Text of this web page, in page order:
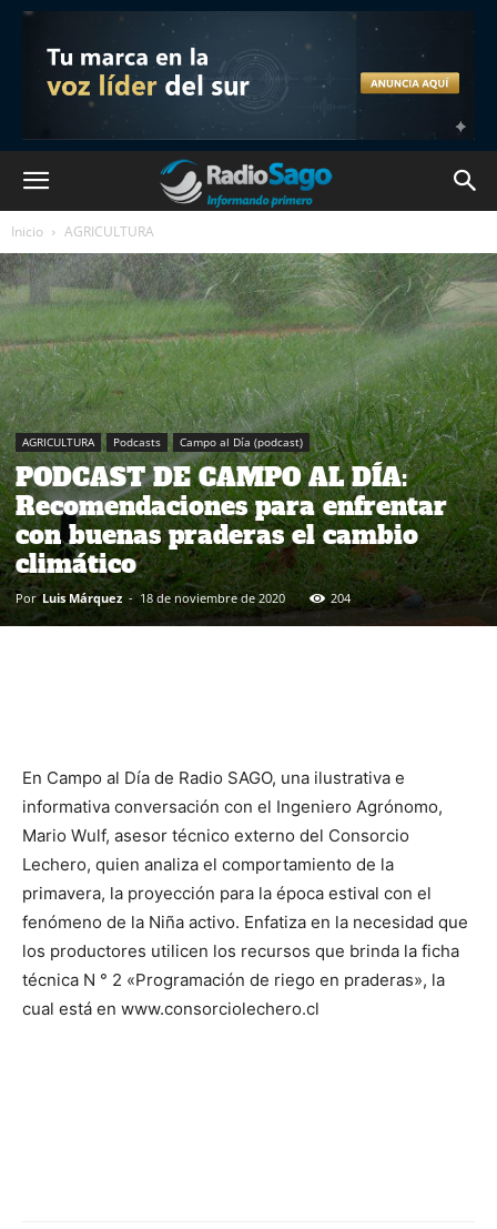
Inicio AGRICULTURA
AGRICULTURA Podcasts Campo al Día (podcast)
PODCAST DE CAMPO AL DÍA:
Recomendaciones para enfrentar
con buenas praderas el cambio
climático
Por Luis Márquez - 18 de noviembre de 2020 204
En Campo al Día de Radio SAGO, una ilustrativa e
informativa conversación con el Ingeniero Agrónomo,
Mario Wulf, asesor técnico externo del Consorcio
Lechero, quien analiza el comportamiento de la
primavera, la proyección para la época estival con el
fenómeno de la Niña activo. Enfatiza en la necesidad que
los productores utilicen los recursos que brinda la ficha
técnica N ° 2 «Programación de riego en praderas», la
cual está en www.consorciolechero.cl